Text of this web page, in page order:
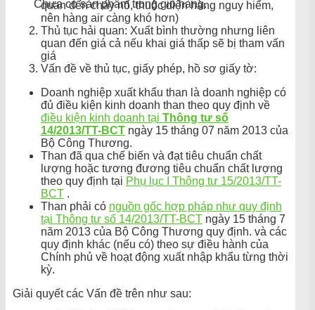
Chưa có sản phẩm trong giỏ hàng.
quan đến cháy nổ, thuộc diện hàng nguy hiểm,
nên hàng air càng khó hơn)
Thủ tục hải quan: Xuất bình thường nhưng liên
quan đến giá cả nếu khai giá thấp sẽ bị tham vấn
giá
Vấn đề về thủ tục, giấy phép, hồ sơ giấy tờ:
Doanh nghiệp xuất khẩu than là doanh nghiệp có
đủ điều kiện kinh doanh than theo quy định về
điều kiện kinh doanh tại Thông tư số
14/2013/TT-BCT ngày 15 tháng 07 năm 2013 của
Bộ Công Thương.
Than đã qua chế biến và đạt tiêu chuẩn chất
lượng hoặc tương đương tiêu chuẩn chất lượng
theo quy định tại Phụ lục I Thông tư 15/2013/TT-
BCT .
Than phải có nguồn gốc hợp pháp như quy định
tại Thông tư số 14/2013/TT-BCT ngày 15 tháng 7
năm 2013 của Bộ Công Thương quy định. và các
quy định khác (nếu có) theo sự điều hành của
Chính phủ về hoạt động xuất nhập khẩu từng thời
kỳ.
Giải quyết các Vấn đề trên như sau: